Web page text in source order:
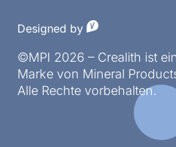
©MPI 2026 – Crealith ist
Marke von Mineral
Alle Rechte vorbehalten.
Designed by